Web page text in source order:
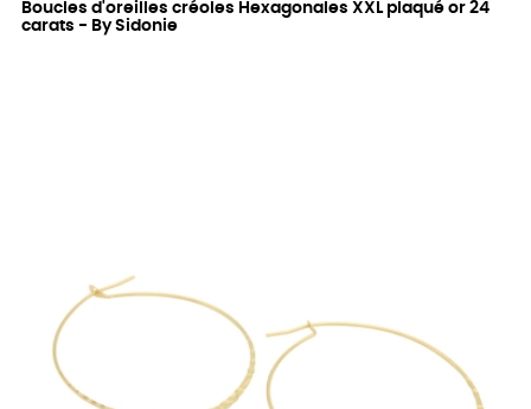
Boucles d'oreilles créoles Hexagonales XXL plaqué or 24
carats - By Sidonie